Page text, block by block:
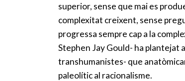
superior, sense que mai es
complexitat creixent, sense
progressa sempre cap a la
Stephen Jay Gould- ha plantejat
transhumanistes- que
paleolític al racionalisme.